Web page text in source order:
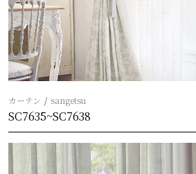
カーテン sangetsu
SC7635~SC7638